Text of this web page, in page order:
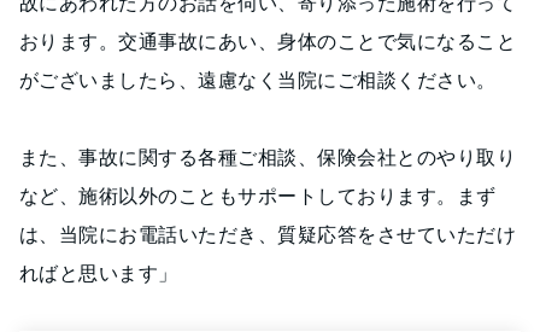
おります。交通事故にあい、身体のことで気になること
がございましたら、遠慮なく当院にご相談ください。
また、事故に関する各種ご相談、保険会社とのやり取り
など、施術以外のこともサポートしております。まず
は、当院にお電話いただき、質疑応答をさせていただけ
ればと思います」